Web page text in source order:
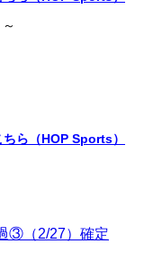
ら（HOP Sports）
③（2/27）確定